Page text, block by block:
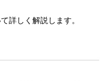
詳しく解説します。